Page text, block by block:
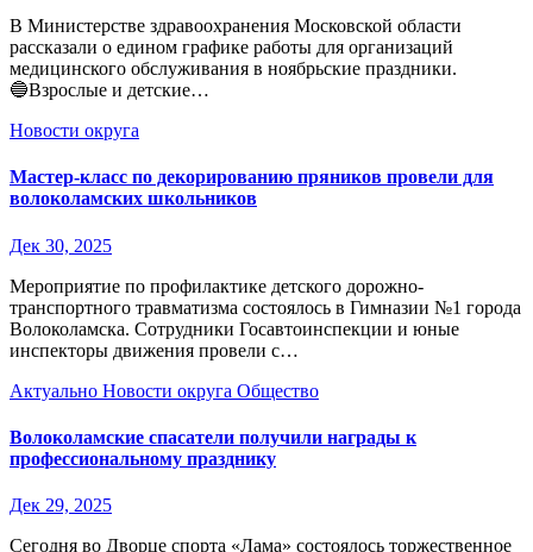
В Министерстве здравоохранения Московской области
рассказали о едином графике работы для организаций
медицинского обслуживания в ноябрьские праздники.
🔵Взрослые и детские…
Новости округа
Мастер-класс по декорированию пряников провели для
волоколамских школьников
Дек 30, 2025
Мероприятие по профилактике детского дорожно-
транспортного травматизма состоялось в Гимназии №1 города
Волоколамска. Сотрудники Госавтоинспекции и юные
инспекторы движения провели с…
Актуально Новости округа Общество
Волоколамские спасатели получили награды к
профессиональному празднику
Дек 29, 2025
Сегодня во Дворце спорта «Лама» состоялось торжественное